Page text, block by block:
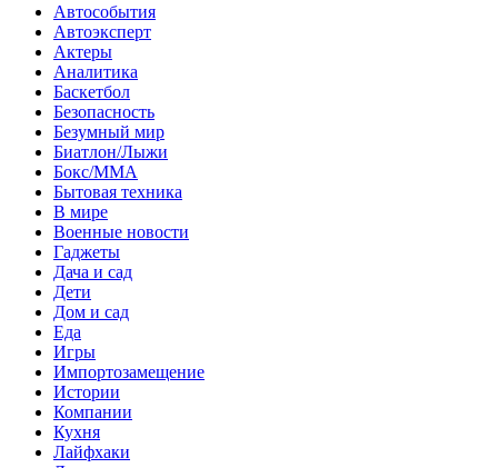
Автособытия
Автоэксперт
Актеры
Аналитика
Баскетбол
Безопасность
Безумный мир
Биатлон/Лыжи
Бокс/MMA
Бытовая техника
В мире
Военные новости
Гаджеты
Дача и сад
Дети
Дом и сад
Еда
Игры
Импортозамещение
Истории
Компании
Кухня
Лайфхаки